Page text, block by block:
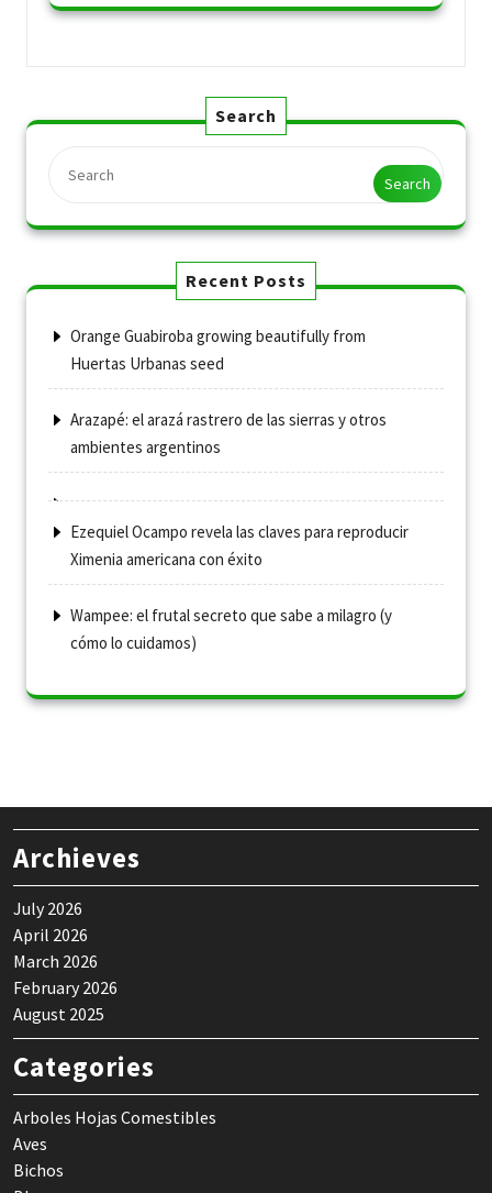
Search
Search
Recent Posts
Orange Guabiroba growing beautifully from
Huertas Urbanas seed
Arazapé: el arazá rastrero de las sierras y otros
ambientes argentinos
Ezequiel Ocampo revela las claves para reproducir
Ximenia americana con éxito
Wampee: el frutal secreto que sabe a milagro (y
cómo lo cuidamos)
Archieves
July 2026
April 2026
March 2026
February 2026
August 2025
Categories
Arboles Hojas Comestibles
Aves
Bichos